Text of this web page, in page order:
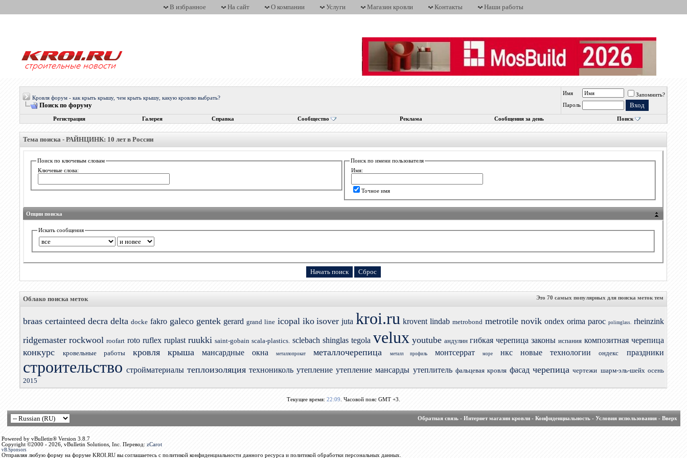
В избранное На сайт О компании Услуги Магазин кровли Контакты Наши работы
Кровля форум - как крыть крышу, чем крыть крышу, какую кровлю выбрать?
Поиск по форуму
Имя
Запомнить?
Пароль
Регистрация Галерея Справка Сообщество Реклама Сообщения за день Поиск
Тема поиска -РАЙНЦИНК: 10 лет в России
Поиск по ключевым словам
Ключевые слова:
Поиск по имени пользователя
Имя:
Точное имя
Опции поиска
Искать сообщения
Это 70 самых популярных для поиска меток тем
Облако поиска меток
braas certainteed decra delta docke fakro galeco gentek gerard grand line icopal iko isover juta kroi.ru krovent lindab metrobond metrotile novik ondex orima paroc polimglass. rheinzink
ridgemaster rockwool roofart roto ruflex ruplast ruukki saint-gobain scala-plastics. sclebach shinglas tegola velux youtube андулин гибкая черепица законы испания композитная черепица
конкурс кровельные работы кровля крыша мансардные окна металлопрокат металлочерепица металл профиль монтсеррат море нкс новые технологии ондекс праздники
строительство стройматериалы теплоизоляция технониколь утепление утепление мансарды утеплитель фальцевая кровля фасад черепица чертежи шарм-эль-шейх осень
2015
Текущее время: 22:09 . Часовой пояс GMT +3.
Обратная связь- Интернет магазин кровли- Конфиденциальность- Условия использования- Вверх
Powered by vBulletin® Version 3.8.7
Copyright ©2000 - 2026, vBulletin Solutions, Inc. Перевод: zCarot
vB.Sponsors
Отправляя любую форму на форуме KROI.RU вы соглашаетесь с политикой конфиденциальности данного ресурса и политикой обработки персональных данных.